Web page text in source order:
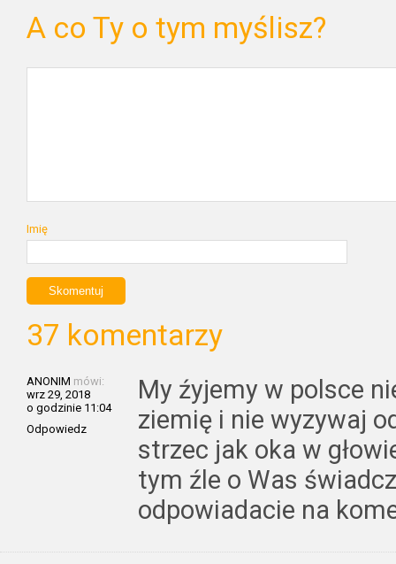
A co Ty o tym myślisz?
Imię
37 komentarzy
ANONIM mówi:
wrz 29, 2018
o godzinie 11:04
Odpowiedz
My źyjemy w polsce
ziemię i nie wyzywaj
strzec jak oka w
tym źle o Was
odpowiadacie na